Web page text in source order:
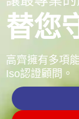
替您
高齊擁有多項
Iso認證顧問。